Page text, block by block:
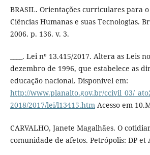
BRASIL. Orientações curriculares para
Ciências Humanas e suas Tecnologias.
2006. p. 136. v. 3.
____. Lei nº 13.415/2017. Altera as Leis
dezembro de 1996, que estabelece as
educação nacional. Disponível em:
http://www.planalto.gov.br/ccivil_03/
2018/2017/lei/l13415.htmAcesso em
CARVALHO, Janete Magalhães. O
comunidade de afetos. Petrópolis: DP et